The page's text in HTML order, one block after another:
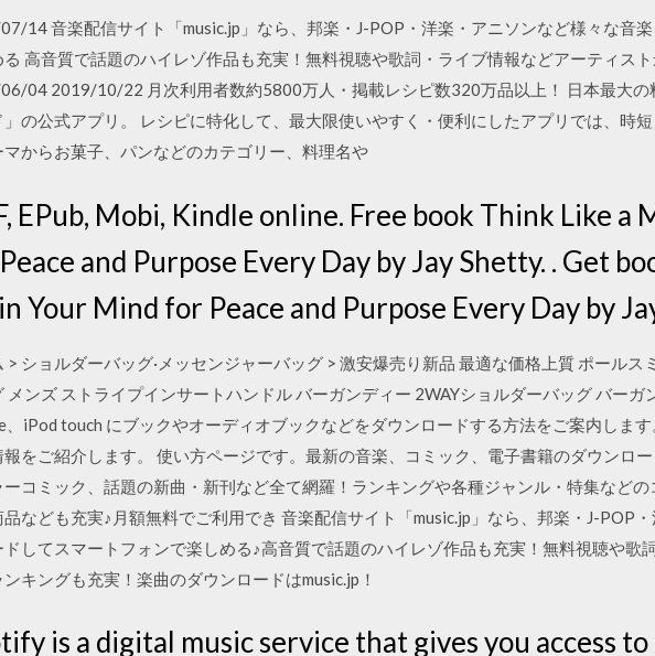
14 音楽配信サイト「music.jp」なら、邦楽・J-POP・洋楽・アニソンなど様々な音
高音質で話題のハイレゾ作品も充実！無料視聴や歌詞・ライブ情報などアーティス
04 2019/10/22 月次利用者数約5800万人・掲載レシピ数320万品以上！ 日本最大の
」の公式アプリ。 レシピに特化して、最大限使いやすく・便利にしたアプリでは、時
マからお菓子、パンなどのカテゴリー、料理名や
EPub, Mobi, Kindle online. Free book Think Like a
and Purpose Every Day by Jay Shetty. . Get
Your Mind for Peace and Purpose Every Day by
> ショルダーバッグ·メッセンジャーバッグ > 激安爆売り新品 最適な価格上質 ポールス
メンズ ストライプインサートハンドル バーガンディー 2WAYショルダーバッグ バーガ
、iPod touch にブックやオーディオブックなどをダウンロードする方法をご案内しま
報をご紹介します。 使い方ページです。最新の音楽、コミック、電子書籍のダウンロ
ーコミック、話題の新曲・新刊など全て網羅！ランキングや各種ジャンル・特集など
品なども充実♪月額無料でご利用でき 音楽配信サイト「music.jp」なら、邦楽・J-POP
ドしてスマートフォンで楽しめる♪高音質で話題のハイレゾ作品も充実！無料視聴や歌
キングも充実！楽曲のダウンロードはmusic.jp！
is a digital music service that gives you access